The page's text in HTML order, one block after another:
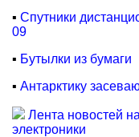
▪ Спутники
09
▪ Бутылки из бумаги
▪ Антарктику
Лента новостей
электроники